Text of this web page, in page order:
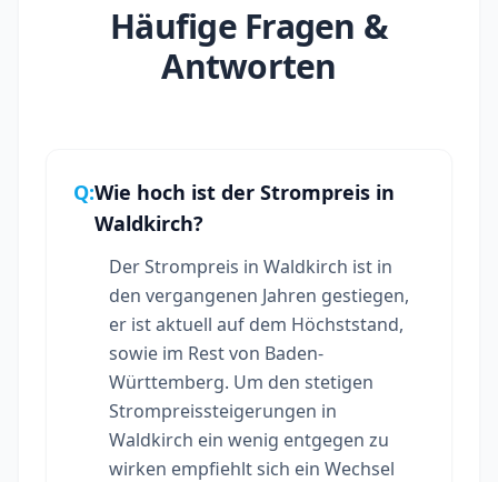
Häufige Fragen &
Antworten
Q:Wie hoch ist der Strompreis in
Waldkirch?
Der Strompreis in Waldkirch ist in
den vergangenen Jahren gestiegen,
er ist aktuell auf dem Höchststand,
sowie im Rest von Baden-
Württemberg. Um den stetigen
Strompreissteigerungen in
Waldkirch ein wenig entgegen zu
wirken empfiehlt sich ein Wechsel